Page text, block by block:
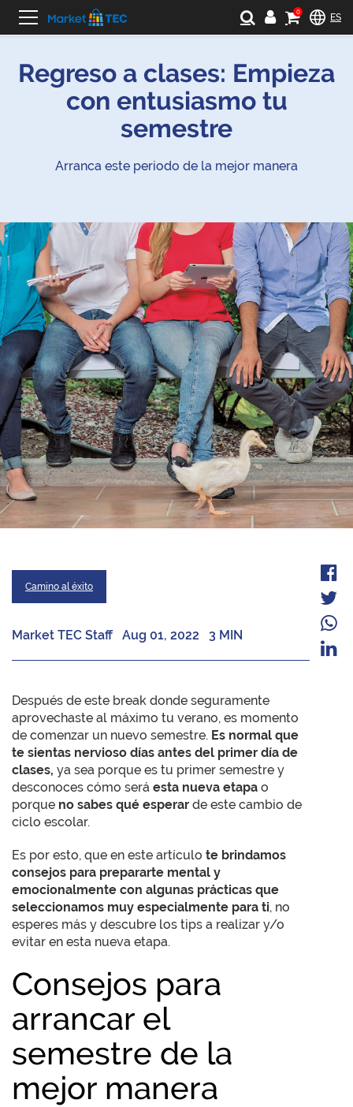
0 ES
Regreso a clases: Empieza
con entusiasmo tu
semestre
Arranca este periodo de la mejor manera
Camino al éxito
Market TEC Staff Aug 01, 2022 3 MIN
Después de este break donde seguramente
aprovechaste al máximo tu verano, es momento
de comenzar un nuevo semestre. Es normal que
te sientas nervioso días antes del primer día de
clases, ya sea porque es tu primer semestre y
desconoces cómo será esta nueva etapa o
porque no sabes qué esperar de este cambio de
ciclo escolar.
Es por esto, que en este artículo te brindamos
consejos para prepararte mental y
emocionalmente con algunas prácticas que
seleccionamos muy especialmente para ti, no
esperes más y descubre los tips a realizar y/o
evitar en esta nueva etapa.
Consejos para
arrancar el
semestre de la
mejor manera